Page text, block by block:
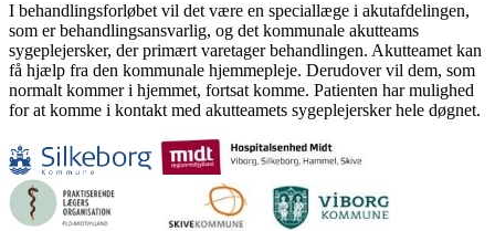
I behandlingsforløbet vil det være en speciallæge i akutafdelingen,
som er behandlingsansvarlig, og det kommunale akutteams
sygeplejersker, der primært varetager behandlingen. Akutteamet kan
få hjælp fra den kommunale hjemmepleje. Derudover vil dem, som
normalt kommer i hjemmet, fortsat komme. Patienten har mulighed
for at komme i kontakt med akutteamets sygeplejersker hele døgnet.